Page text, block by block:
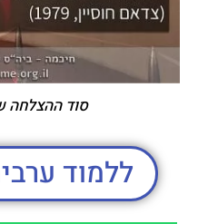
סוד ההצלחה
ללמוד